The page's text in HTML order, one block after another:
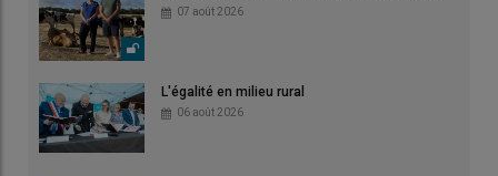
07 août 2026
L'égalité en milieu rural
06 août 2026